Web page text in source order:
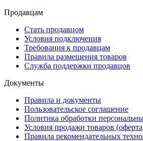
Продавцам
Стать продавцом
Условия подключения
Требования к продавцам
Правила размещения товаров
Служба поддержки продавцов
Документы
Правила и документы
Пользовательское соглашение
Политика обработки
Условия продажи товаров
Правила рекомендательных